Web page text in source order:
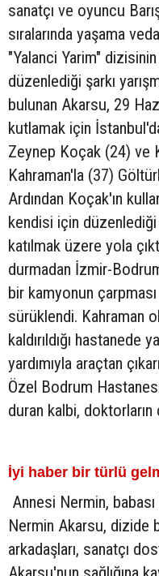
sanatçı ve oyuncu
sıralarında yaşama
"Yalanci Yarim"
düzenlediği şarkı
bulunan Akarsu, 29
kutlamak için
Zeynep Koçak (24) ve
Kahraman'la (37)
Ardından Koçak'ın
kendisi için
katılmak üzere yola
durmadan İzmir-
bir kamyonun
sürüklendi. Kahraman
kaldırıldığı hastanede
yardımıyla araçtan
Özel Bodrum
duran kalbi, doktorların
İyi haber bir türlü
Annesi Nermin,
Nermin Akarsu, dizide
arkadaşları, sanatçı